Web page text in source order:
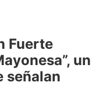
Fuerte
un
señalan